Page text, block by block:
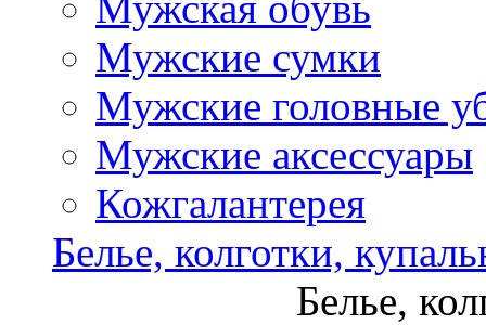
Мужские сумки
Мужские головные
Мужские аксессуары
Кожгалантерея
Белье, колготки,
Белье,